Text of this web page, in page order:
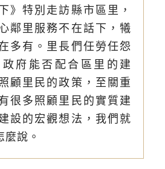
》特別走訪縣市區里，
鄰里服務不在話下，犧
多有。里長們任勞任怨
府能否配合區里的建
顧里民的政策，至關重
很多照顧里民的實質建
設的宏觀想法，我們就
麼說。